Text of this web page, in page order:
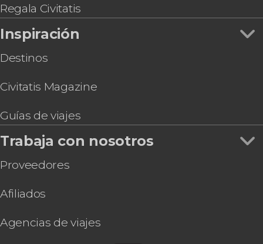
Indias
Trekking de 4 o 5 días por la Ciudad Perdida
Seawalker en Santa Marta
Regala Civitatis
Inspiración
Destinos
Civitatis Magazine
Guías de viajes
Trabaja con nosotros
Proveedores
Afiliados
Agencias de viajes